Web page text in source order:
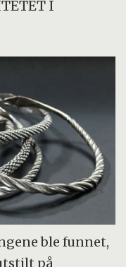
I
ble funnet,
på